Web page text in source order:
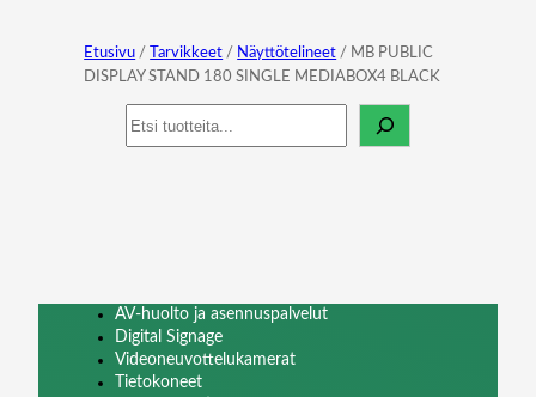
Etusivu / Tarvikkeet / Näyttötelineet / MB PUBLIC
DISPLAY STAND 180 SINGLE MEDIABOX4 BLACK
Haku
AV-huolto ja asennuspalvelut
Digital Signage
Videoneuvottelukamerat
Tietokoneet